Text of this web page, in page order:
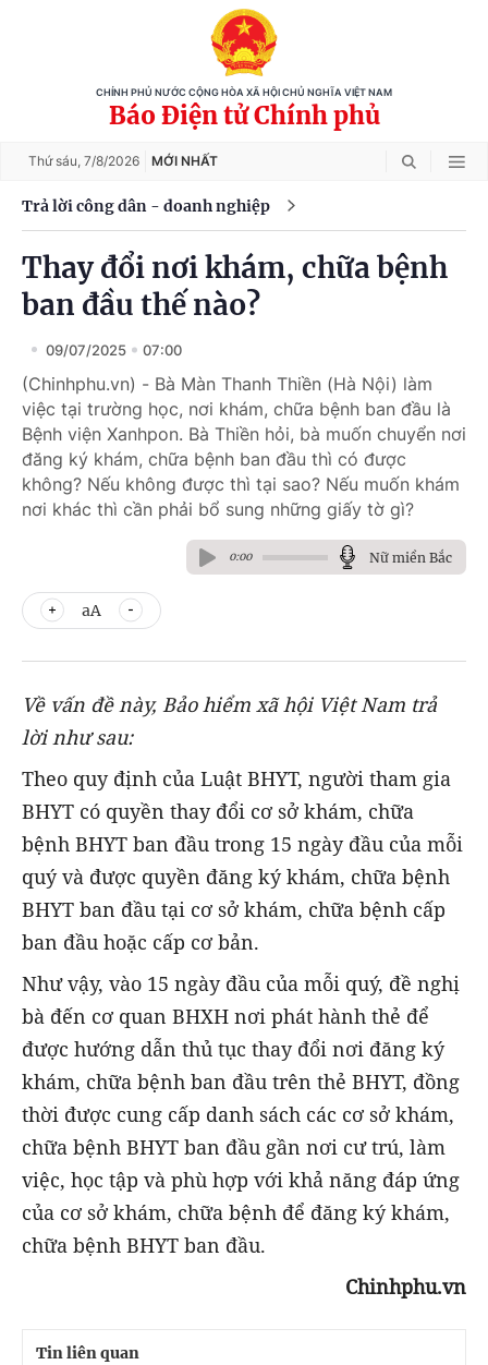
CHÍNH PHỦ NƯỚC CỘNG HÒA XÃ HỘI CHỦ NGHĨA VIỆT NAM
Báo Điện tử Chính phủ
Thứ sáu, 7/8/2026 MỚI NHẤT
Trả lời công dân - doanh nghiệp
Thay đổi nơi khám, chữa bệnh
ban đầu thế nào?
09/07/2025 07:00
(Chinhphu.vn) - Bà Màn Thanh Thiền (Hà Nội) làm
việc tại trường học, nơi khám, chữa bệnh ban đầu là
Bệnh viện Xanhpon. Bà Thiền hỏi, bà muốn chuyển nơi
đăng ký khám, chữa bệnh ban đầu thì có được
không? Nếu không được thì tại sao? Nếu muốn khám
nơi khác thì cần phải bổ sung những giấy tờ gì?
0:00 Nữ miền Bắc
aA
Về vấn đề này, Bảo hiểm xã hội Việt Nam trả
lời như sau:
Theo quy định của Luật BHYT, người tham gia
BHYT có quyền thay đổi cơ sở khám, chữa
bệnh BHYT ban đầu trong 15 ngày đầu của mỗi
quý và được quyền đăng ký khám, chữa bệnh
BHYT ban đầu tại cơ sở khám, chữa bệnh cấp
ban đầu hoặc cấp cơ bản.
Như vậy, vào 15 ngày đầu của mỗi quý, đề nghị
bà đến cơ quan BHXH nơi phát hành thẻ để
được hướng dẫn thủ tục thay đổi nơi đăng ký
khám, chữa bệnh ban đầu trên thẻ BHYT, đồng
thời được cung cấp danh sách các cơ sở khám,
chữa bệnh BHYT ban đầu gần nơi cư trú, làm
việc, học tập và phù hợp với khả năng đáp ứng
của cơ sở khám, chữa bệnh để đăng ký khám,
chữa bệnh BHYT ban đầu.
Chinhphu.vn
Tin liên quan